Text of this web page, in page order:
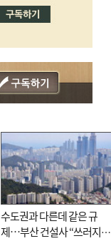
수도권과 다른데 같은 규
제…부산 건설사 “쓰러지기